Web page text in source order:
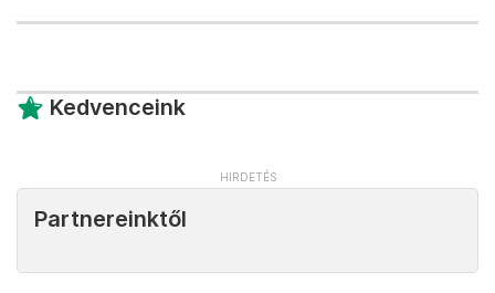
Kedvenceink
Partnereinktől